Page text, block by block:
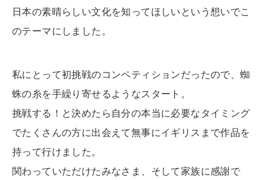
日本の素晴らしい文化を知ってほしいという想いでこ
のテーマにしました。
私にとって初挑戦のコンペティションだったので、蜘
蛛の糸を手繰り寄せるようなスタート。
挑戦する！と決めたら自分の本当に必要なタイミング
でたくさんの方に出会えて無事にイギリスまで作品を
持って行けました。
関わっていただけたみなさま、そして家族に感謝で